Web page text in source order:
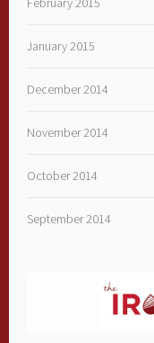
January 2015
December 2014
November 2014
October 2014
September 2014